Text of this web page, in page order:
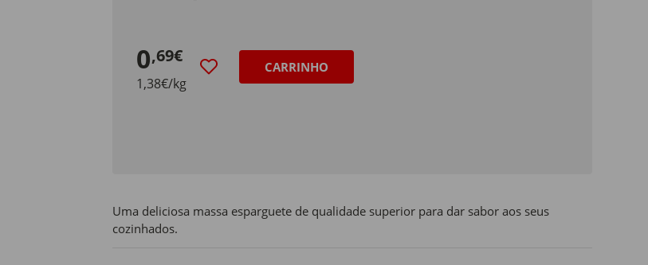
0,69€
1,38€/kg
CARRINHO
Uma deliciosa massa esparguete de qualidade superior para dar sabor aos seus
cozinhados.